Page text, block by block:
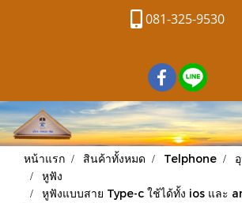
081-325-9530
หน้าแรก สินค้าทั้งหมด Telphone
หูฟัง
หูฟังแบบสาย Type-c ใช้ได้ทั้ง ios และ